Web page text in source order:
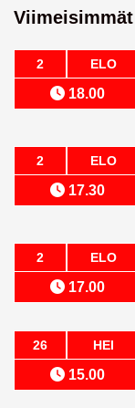
2 ELO
18.00
2 ELO
17.30
2 ELO
17.00
26 HEI
15.00